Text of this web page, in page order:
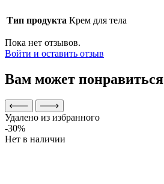
Тип продукта Крем для тела
Пока нет отзывов.
Войти и оставить отзыв
Вам может понравиться
Удалено из избранного
-30%
Нет в наличии